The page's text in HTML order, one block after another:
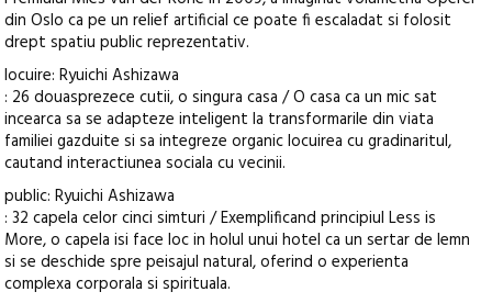
din Oslo ca pe un relief artificial ce poate fi escaladat si folosit
drept spatiu public reprezentativ.
locuire: Ryuichi Ashizawa
: 26 douasprezece cutii, o singura casa / O casa ca un mic sat
incearca sa se adapteze inteligent la transformarile din viata
familiei gazduite si sa integreze organic locuirea cu gradinaritul,
cautand interactiunea sociala cu vecinii.
public: Ryuichi Ashizawa
: 32 capela celor cinci simturi / Exemplificand principiul Less is
More, o capela isi face loc in holul unui hotel ca un sertar de lemn
si se deschide spre peisajul natural, oferind o experienta
complexa corporala si spirituala.